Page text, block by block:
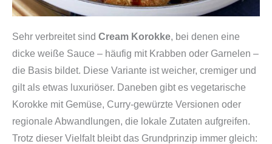
Sehr verbreitet sind Cream Korokke, bei denen eine
dicke weiße Sauce – häufig mit Krabben oder Garnelen –
die Basis bildet. Diese Variante ist weicher, cremiger und
gilt als etwas luxuriöser. Daneben gibt es vegetarische
Korokke mit Gemüse, Curry-gewürzte Versionen oder
regionale Abwandlungen, die lokale Zutaten aufgreifen.
Trotz dieser Vielfalt bleibt das Grundprinzip immer gleich: